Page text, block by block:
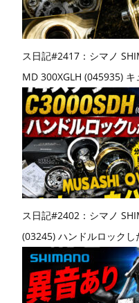
ス日記#2417：シマノ
MD 300XGLH (045935)
ス日記#2402：シマノ
(03245) ハンドルロック